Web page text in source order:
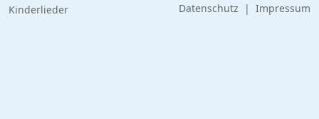
Kinderlieder
Datenschutz | Impressum